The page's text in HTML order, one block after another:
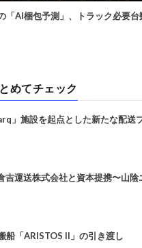
「AI梱包予測」、トラック必要
めてチェック
」施設を起点とした新たな配送
運送株式会社と資本提携〜山陰
船「ARISTOS II」の引き渡し